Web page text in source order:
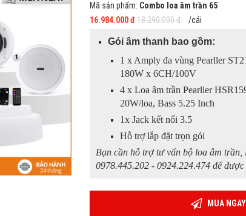
Mã sản phẩm: Combo loa âm trần 65
16.984.000 đ 18.290.000 đ /cái
Gói âm thanh bao gồm:
1 x Amply đa vùng Pearller
180W x 6CH/100V
4 x Loa âm trần Pearller
20W/loa, Bass 5.25 Inch
1x Jack kết nối 3.5
Hỗ trợ lắp đặt trọn gói
Bạn cần hỗ trợ tư vấn bộ loa âm trần,
0978.445.202 - 0924.224.474 để
MUA NGAY